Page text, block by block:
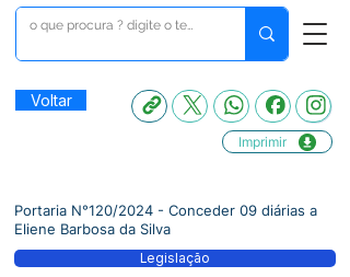
Voltar
Imprimir
Portaria N°120/2024 - Conceder 09 diárias a
Eliene Barbosa da Silva
Legislação